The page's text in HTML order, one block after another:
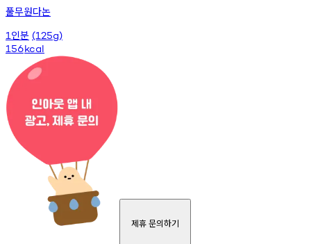
풀무원다논
1 인분 (125g)
156kcal
제휴 문의하기